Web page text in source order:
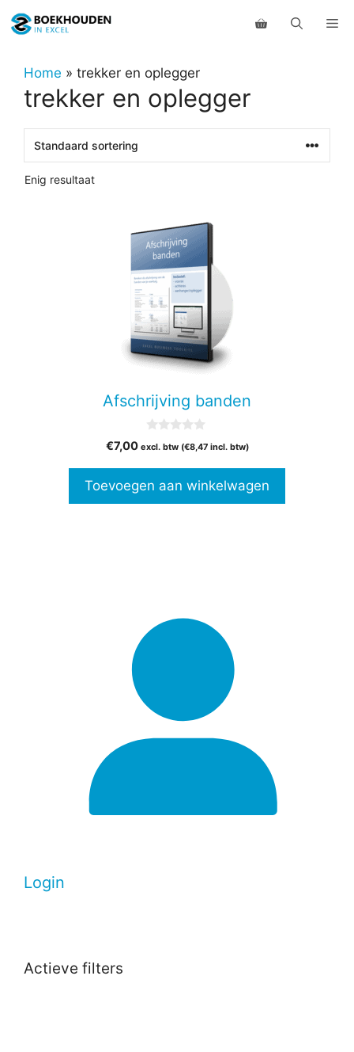
naar
inhoudHome » trekker en oplegger
trekker en oplegger
Enig resultaat
Afschrijving banden
v
5
€7,00 excl. btw (€8,47incl. btw)
Toevoegen aan winkelwagen
Login
Actieve filters